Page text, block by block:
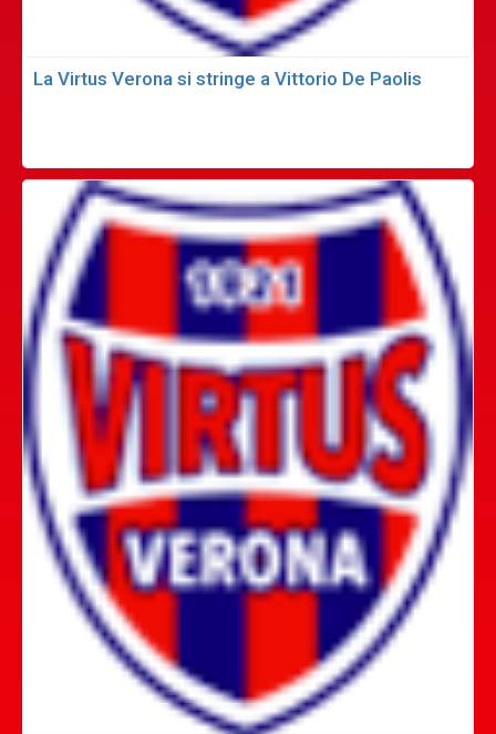
La Virtus Verona si stringe a Vittorio De Paolis